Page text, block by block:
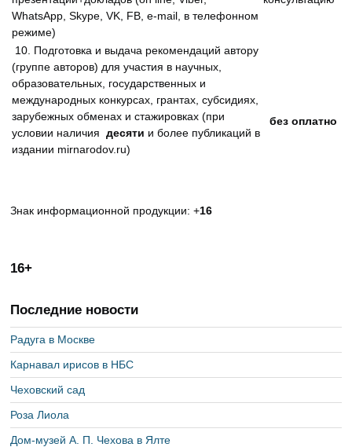
WhatsApp, Skype, VK, FB, e-mail, в телефонном
режиме)
10. Подготовка и выдача рекомендаций автору
(группе авторов) для участия в научных,
образовательных, государственных и
международных конкурсах, грантах, субсидиях,
зарубежных обменах и стажировках (при
условии наличия десяти и более публикаций в
издании mirnarodov.ru)
без оплатно
Знак информационной продукции: +16
16+
Последние новости
Радуга в Москве
Карнавал ирисов в НБС
Чеховский сад
Роза Лиола
Дом-музей А. П. Чехова в Ялте